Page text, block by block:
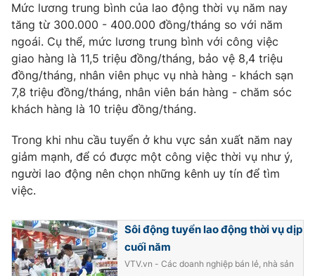
Tổng Biên tập: Vũ Thanh Thủy
Phó Tổng Biên tập: Nguyễn Thị Mỹ Hạnh, Phạm Quốc Thắng,
Nguyễn Trọng Ninh
Tổng đài VTV:
024.38 355 931 - 024.38 355 932
Ðiện thoại Thời báo VTV:024.66 897 897
Email:toasoan@vtv.vn
Mức lương trung bình của lao động thời vụ năm nay
tăng từ 300.000 - 400.000 đồng/tháng so với năm
ngoái. Cụ thể, mức lương trung bình với công việc
giao hàng là 11,5 triệu đồng/tháng, bảo vệ 8,4 triệu
đồng/tháng, nhân viên phục vụ nhà hàng - khách sạn
7,8 triệu đồng/tháng, nhân viên bán hàng - chăm sóc
khách hàng là 10 triệu đồng/tháng.
Trong khi nhu cầu tuyển ở khu vực sản xuất năm nay
giảm mạnh, để có được một công việc thời vụ như ý,
người lao động nên chọn những kênh uy tín để tìm
việc.
Sôi động tuyển lao động thời vụ dịp
cuối năm
VTV.vn - Các doanh nghiệp bán lẻ, nhà sản